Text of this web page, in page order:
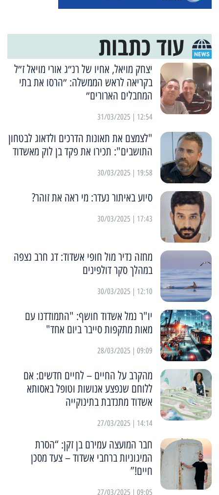
עוד כתבות
יצחק מויאל, אחיו של רנ״ג אורי מויאל ז״ל
בקריאה לראש הממשלה: ״הרסו את בתי
המחבלים הארורים״
12:54 | 31/03/2025
"לצמצם את תאונות הדרכים ולדאוג לבטחון
התושבים": תכירו את פקד בן לוק מאשדוד
19:58 | 30/03/2025
סיוע באיתור נעדר: מי ראה את זוהר?
17:43 | 30/03/2025
מחזה נדיר מול חופי אשדוד: דג חרב נצפה
במהלך סקר דולפינים
12:10 | 30/03/2025
יו"ר נמל אשדוד חושף: "התמודדנו עם
מאות מתקפות סייבר ביום אחד"
09:09 | 28/03/2025
מהקרב על החיים – לחיים חדשים: אם
ללוחם שנפצע אנושות וטופל באסותא
אשדוד מתנדבת בתינוקייה
14:14 | 27/03/2025
חבר המועצה עמירם בן זקן: “הסרת
המיגוניות ברחבי אשדוד – צעד מסכן
חיים!”
09:05 | 27/03/2025